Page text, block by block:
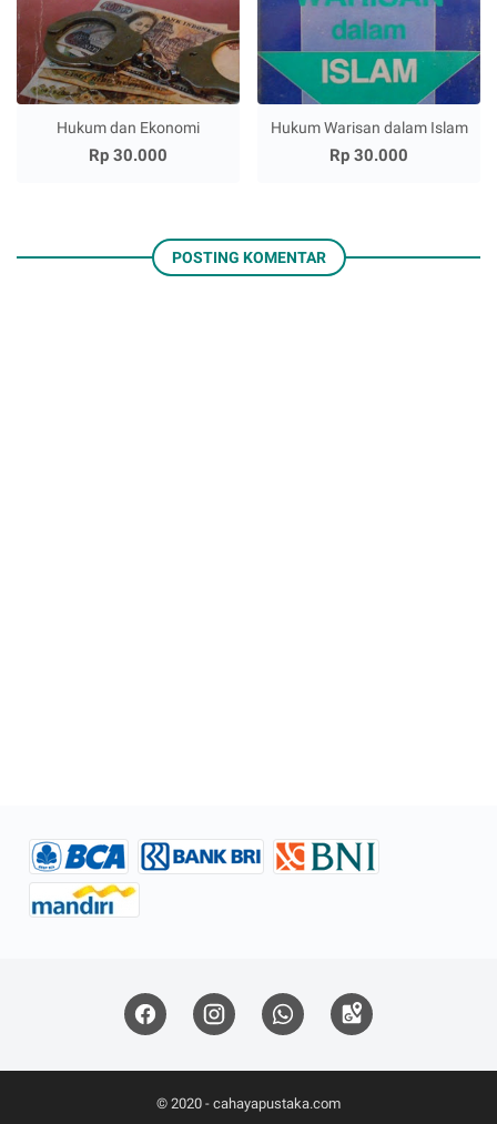
Hukum dan Ekonomi
Rp 30.000
Hukum Warisan dalam Islam
Rp 30.000
POSTING KOMENTAR
© 2020 - cahayapustaka.com